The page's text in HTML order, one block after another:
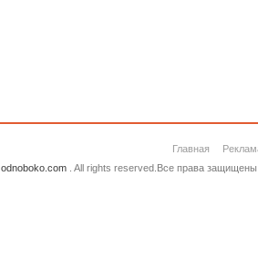
Главная
odnoboko.com. All rights reserved.Все права защищены.